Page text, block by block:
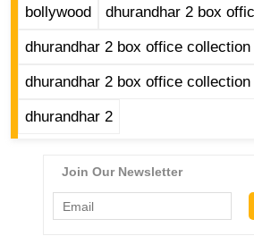
फ
इ
ल
bollywood dhurandhar 2 box
dhurandhar 2 box office collection
dhurandhar 2 box office
dhurandhar 2